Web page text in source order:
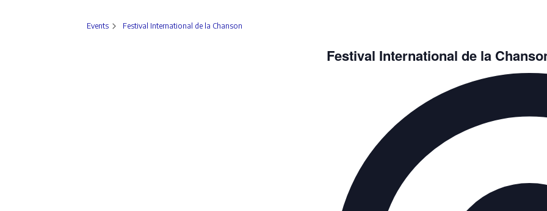
Events Festival International de la Chanson
Festival International de la